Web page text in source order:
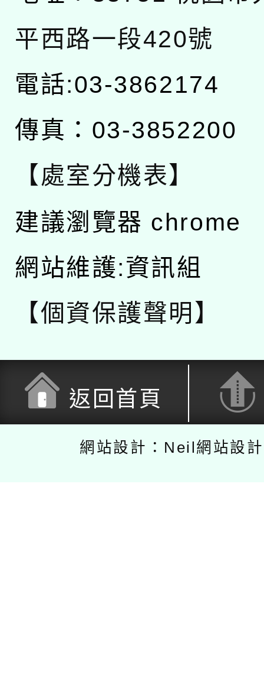
平西路一段420號
電話:03-3862174
傳真：03-3852200
【處室分機表】
建議瀏覽器 chrome
網站維護:資訊組
【個資保護聲明】
返回首頁
網站設計：Neil網站設